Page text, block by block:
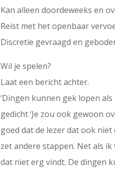
Kan alleen doordeweeks en
Reist met het openbaar
Discretie gevraagd en
Wil je spelen?
Laat een bericht achter.
‘Dingen kunnen gek lopen
gedicht ‘Je zou ook gewoon
goed dat de lezer dat ook
zet andere stappen. Net als
dat niet erg vindt. De dingen